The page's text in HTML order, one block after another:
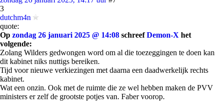
3
dutchm4n
quote:
Op zondag 26 januari 2025 @ 14:08 schreefDemon-X het
volgende:
Zolang Wilders gedwongen word om al die toezeggingen te doen kan
dit kabinet niks nuttigs bereiken.
Tijd voor nieuwe verkiezingen met daarna een daadwerkelijk rechts
kabinet.
Wat een onzin. Ook met de ruimte die ze wel hebben maken de PVV
ministers er zelf de grootste potjes van. Faber voorop.